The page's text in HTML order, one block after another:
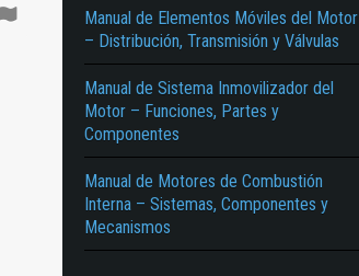
Manual de Elementos Móviles del Motor
– Distribución, Transmisión y Válvulas
Manual de Sistema Inmovilizador del
Motor – Funciones, Partes y
Componentes
Manual de Motores de Combustión
Interna – Sistemas, Componentes y
Mecanismos